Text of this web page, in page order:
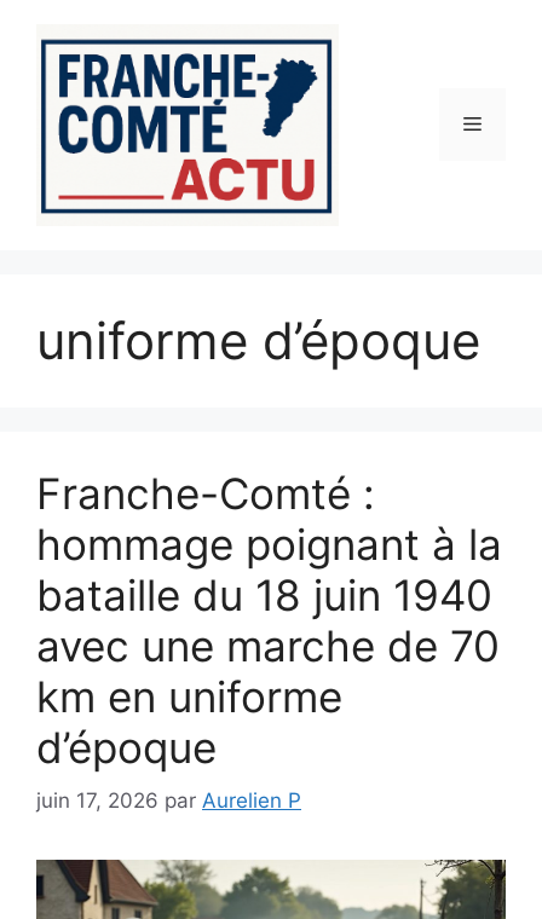
contenu
Menu
uniforme d’époque
Franche-Comté :
hommage poignant à la
bataille du 18 juin 1940
avec une marche de 70
km en uniforme
d’époque
juin 17, 2026 par Aurelien P